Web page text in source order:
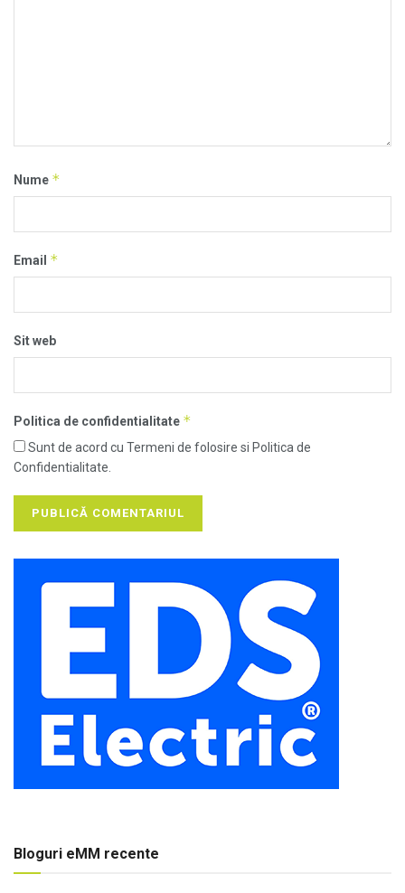
Nume *
Email *
Sit web
Politica de confidentialitate *
Sunt de acord cu Termeni de folosire si Politica de
Confidentialitate.
Bloguri eMM recente